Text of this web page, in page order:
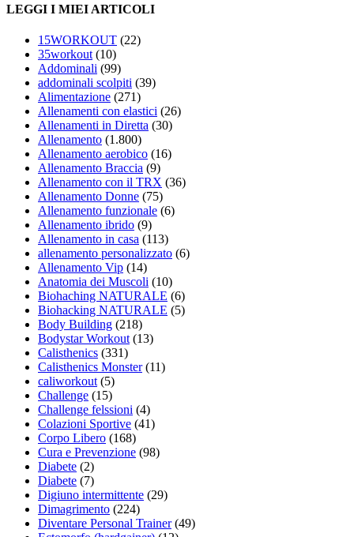
LEGGI I MIEI ARTICOLI
15WORKOUT (22)
35workout(10)
Addominali (99)
addominali scolpiti (39)
Alimentazione (271)
Allenamenti con elastici (26)
Allenamenti in Diretta (30)
Allenamento (1.800)
Allenamento aerobico (16)
Allenamento Braccia (9)
Allenamento con il TRX (36)
Allenamento Donne (75)
Allenamento funzionale (6)
Allenamento ibrido (9)
Allenamento in casa (113)
allenamento personalizzato (6)
Allenamento Vip (14)
Anatomia dei Muscoli (10)
Biohaching NATURALE (6)
Biohacking NATURALE (5)
Body Building (218)
Bodystar Workout(13)
Calisthenics (331)
Calisthenics Monster(11)
caliworkout(5)
Challenge (15)
Challenge felssioni (4)
Colazioni Sportive (41)
Corpo Libero (168)
Cura e Prevenzione (98)
Diabete (2)
Diabete (7)
Digiuno intermittente (29)
Dimagrimento (224)
Diventare Personal Trainer(49)